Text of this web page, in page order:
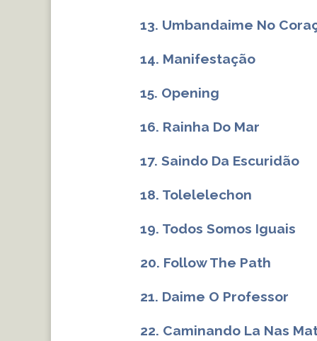
13. Umbandaime No
14. Manifestação
15. Opening
16. Rainha Do Mar
17. Saindo Da Escuridão
18. Tolelelechon
19. Todos Somos Iguais
20. Follow The Path
21. Daime O Professor
22. Caminando La Nas